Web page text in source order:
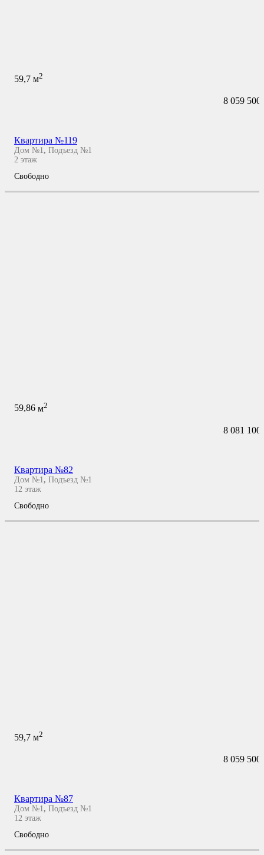
59,7 м2
8 059 500
Квартира №119
Дом №1, Подъезд №1
2 этаж
Свободно
59,86 м2
8 081 100
Квартира №82
Дом №1, Подъезд №1
12 этаж
Свободно
59,7 м2
8 059 500
Квартира №87
Дом №1 , Подъезд №1
12 этаж
Свободно